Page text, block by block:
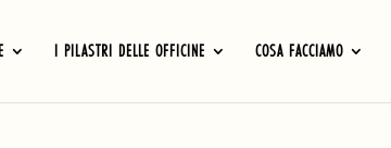
I PILASTRI DELLE OFFICINE COSA FACCIAMO